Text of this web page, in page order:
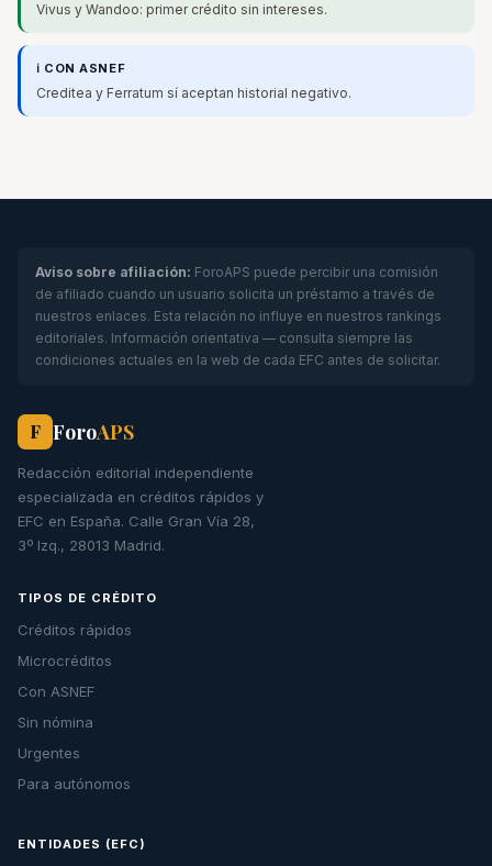
Vivus y Wandoo: primer crédito sin intereses.
ℹ️ CON ASNEF
Creditea y Ferratum sí aceptan historial negativo.
Aviso sobre afiliación: ForoAPS puede percibir una comisión
de afiliado cuando un usuario solicita un préstamo a través de
nuestros enlaces. Esta relación no influye en nuestros rankings
editoriales. Información orientativa — consulta siempre las
condiciones actuales en la web de cada EFC antes de solicitar.
F ForoAPS
Redacción editorial independiente
especializada en créditos rápidos y
EFC en España. Calle Gran Vía 28,
3º Izq., 28013 Madrid.
TIPOS DE CRÉDITO
Créditos rápidos
Microcréditos
Con ASNEF
Sin nómina
Urgentes
Para autónomos
ENTIDADES (EFC)